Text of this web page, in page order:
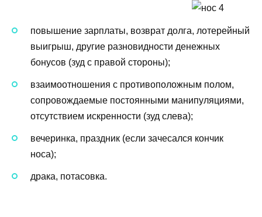
повышение зарплаты, возврат долга, лотерейный
выигрыш, другие разновидности денежных
бонусов (зуд с правой стороны);
взаимоотношения с противоположным полом,
сопровождаемые постоянными манипуляциями,
отсутствием искренности (зуд слева);
вечеринка, праздник (если зачесался кончик
носа);
драка, потасовка.